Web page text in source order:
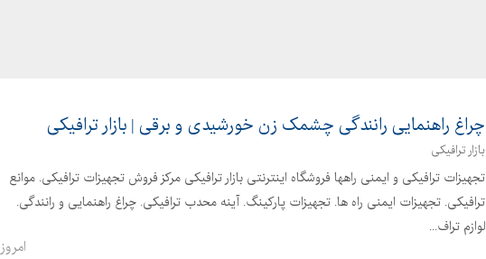
چراغ راهنمایی رانندگی چشمک زن خورشیدی و برقی | بازار ترافیکی
بازار ترافیکی
تجهیزات ترافیکی و ایمنی راهها فروشگاه اینترنتی بازار ترافیکی مرکز فروش تجهیزات ترافیکی. موانع
ترافیکی. تجهیزات ایمنی راه ها. تجهیزات پارکینگ. آینه محدب ترافیکی. چراغ راهنمایی و رانندگی.
لوازم تراف...
امروز